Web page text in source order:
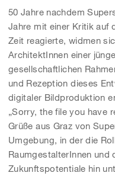
50 Jahre nachdem
Jahre mit einer Kritik auf
Zeit reagierte, widmen
ArchitektInnen einer
gesellschaftlichen
und Rezeption dieses
digitaler Bildproduktion
„Sorry, the file you have
Grüße aus Graz von
Umgebung, in der die
RaumgestalterInnen und
Zukunftspotentiale hin